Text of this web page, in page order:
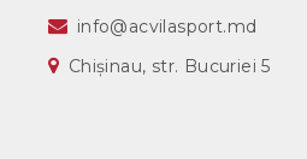
info@acvilasport.md
Chișinau, str. Bucuriei 5